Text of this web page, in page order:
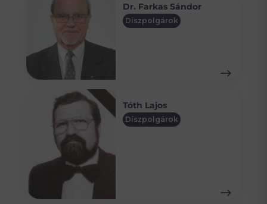
Dr. Farkas Sándor
Díszpolgárok
Tóth Lajos
Díszpolgárok